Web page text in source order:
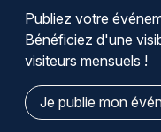
Publiez votre
Bénéficiez d'une
visiteurs mensuels !
Je publie mon